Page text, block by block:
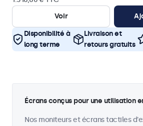
Voir
Disponibilité à
long terme
Livraison et
retours gratuits
Écrans conçus pour une utilisation
Nos moniteurs et écrans tactiles